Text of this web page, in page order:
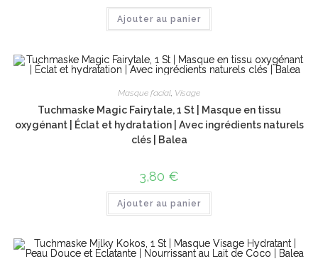
Ajouter au panier
Masque facial Visage
Tuchmaske Magic Fairytale, 1 St | Masque en tissu
oxygénant | Éclat et hydratation | Avec ingrédients naturels
clés | Balea
3,80 €
Ajouter au panier